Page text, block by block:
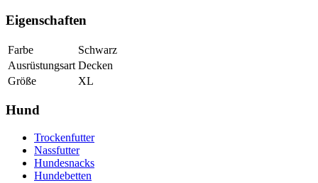
Eigenschaften
Farbe
Schwarz
Ausrüstungsart Decken
Größe
XL
Hund
Trockenfutter
Nassfutter
Hundesnacks
Hundebetten